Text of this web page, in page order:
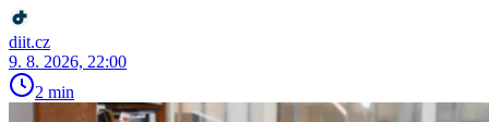
diit.cz
9. 8. 2026, 22:00
2 min